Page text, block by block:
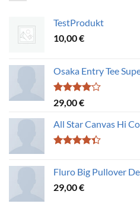
TestProdukt
10,00€
Osaka Entry Tee
Bewertet
mit
von 5
29,00€
All Star Canvas Hi
von 5
Fluro Big Pullover
29,00€